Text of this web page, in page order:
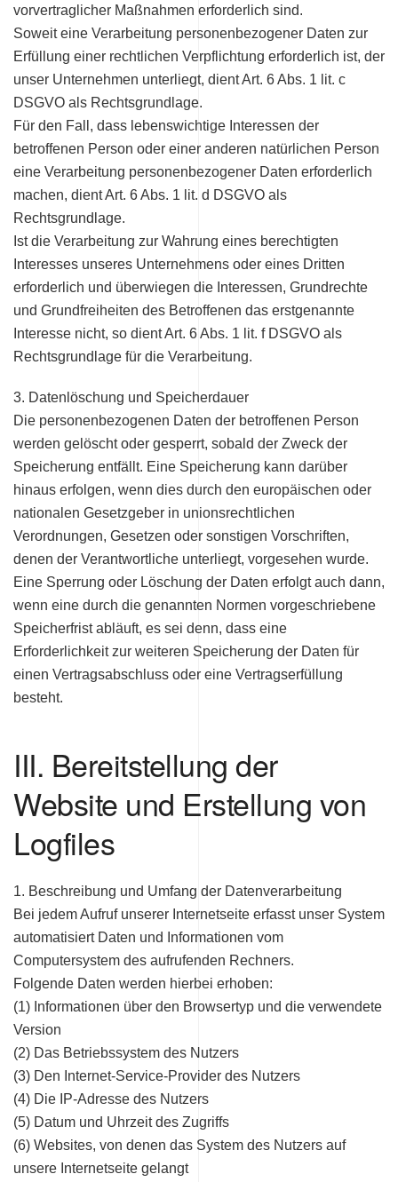
vorvertraglicher Maßnahmen erforderlich sind.
Soweit eine Verarbeitung personenbezogener Daten zur
Erfüllung einer rechtlichen Verpflichtung erforderlich ist, der
unser Unternehmen unterliegt, dient Art. 6 Abs. 1 lit. c
DSGVO als Rechtsgrundlage.
Für den Fall, dass lebenswichtige Interessen der
betroffenen Person oder einer anderen natürlichen Person
eine Verarbeitung personenbezogener Daten erforderlich
machen, dient Art. 6 Abs. 1 lit. d DSGVO als
Rechtsgrundlage.
Ist die Verarbeitung zur Wahrung eines berechtigten
Interesses unseres Unternehmens oder eines Dritten
erforderlich und überwiegen die Interessen, Grundrechte
und Grundfreiheiten des Betroffenen das erstgenannte
Interesse nicht, so dient Art. 6 Abs. 1 lit. f DSGVO als
Rechtsgrundlage für die Verarbeitung.
3. Datenlöschung und Speicherdauer
Die personenbezogenen Daten der betroffenen Person
werden gelöscht oder gesperrt, sobald der Zweck der
Speicherung entfällt. Eine Speicherung kann darüber
hinaus erfolgen, wenn dies durch den europäischen oder
nationalen Gesetzgeber in unionsrechtlichen
Verordnungen, Gesetzen oder sonstigen Vorschriften,
denen der Verantwortliche unterliegt, vorgesehen wurde.
Eine Sperrung oder Löschung der Daten erfolgt auch dann,
wenn eine durch die genannten Normen vorgeschriebene
Speicherfrist abläuft, es sei denn, dass eine
Erforderlichkeit zur weiteren Speicherung der Daten für
einen Vertragsabschluss oder eine Vertragserfüllung
besteht.
III. Bereitstellung der
Website und Erstellung von
Logfiles
1. Beschreibung und Umfang der Datenverarbeitung
Bei jedem Aufruf unserer Internetseite erfasst unser System
automatisiert Daten und Informationen vom
Computersystem des aufrufenden Rechners.
Folgende Daten werden hierbei erhoben:
(1) Informationen über den Browsertyp und die verwendete
Version
(2) Das Betriebssystem des Nutzers
(3) Den Internet-Service-Provider des Nutzers
(4) Die IP-Adresse des Nutzers
(5) Datum und Uhrzeit des Zugriffs
(6) Websites, von denen das System des Nutzers auf
unsere Internetseite gelangt